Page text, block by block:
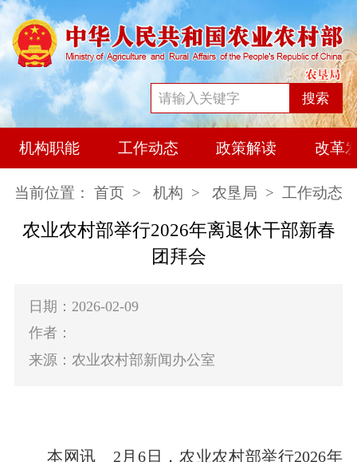
搜索
机构职能 工作动态 政策解读 改革
当前位置： 首页 > 机构 > 农垦局 > 工作动态
农业农村部举行2026年离退休干部新春
团拜会
日期：2026-02-09
作者：
来源：农业农村部新闻办公室
本网讯
2月6日，农业农村部举行2026年